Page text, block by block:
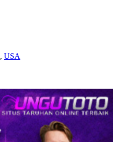
, USA